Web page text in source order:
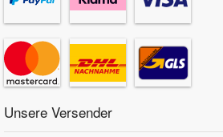
Unsere Versender